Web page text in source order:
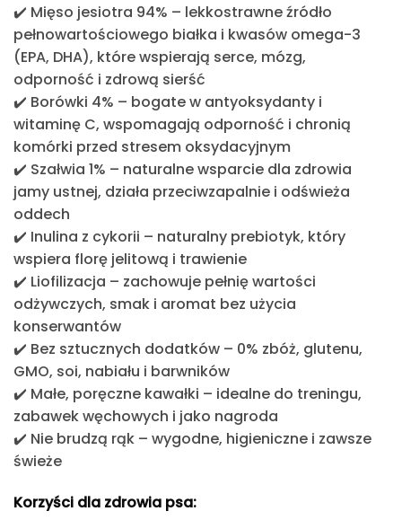
✔️ Mięso jesiotra 94% – lekkostrawne źródło
pełnowartościowego białka i kwasów omega-3
(EPA, DHA), które wspierają serce, mózg,
odporność i zdrową sierść
✔️ Borówki 4% – bogate w antyoksydanty i
witaminę C, wspomagają odporność i chronią
komórki przed stresem oksydacyjnym
✔️ Szałwia 1% – naturalne wsparcie dla zdrowia
jamy ustnej, działa przeciwzapalnie i odświeża
oddech
✔️ Inulina z cykorii – naturalny prebiotyk, który
wspiera florę jelitową i trawienie
✔️ Liofilizacja – zachowuje pełnię wartości
odżywczych, smak i aromat bez użycia
konserwantów
✔️ Bez sztucznych dodatków – 0% zbóż, glutenu,
GMO, soi, nabiału i barwników
✔️ Małe, poręczne kawałki – idealne do treningu,
zabawek węchowych i jako nagroda
✔️ Nie brudzą rąk – wygodne, higieniczne i zawsze
świeże
Korzyści dla zdrowia psa: